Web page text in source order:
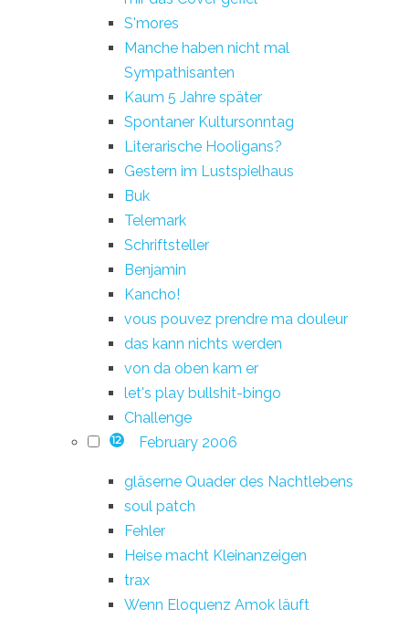
S'mores
Manche haben nicht mal
Sympathisanten
Kaum 5 Jahre später
Spontaner Kultursonntag
Literarische Hooligans?
Gestern im Lustspielhaus
Buk
Telemark
Schriftsteller
Benjamin
Kancho!
vous pouvez prendre ma douleur
das kann nichts werden
von da oben kam er
let's play bullshit-bingo
Challenge
12 February 2006
gläserne Quader des Nachtlebens
soul patch
Fehler
Heise macht Kleinanzeigen
trax
Wenn Eloquenz Amok läuft